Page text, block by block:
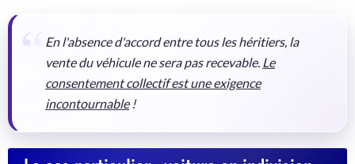
En l'absence d'accord entre tous les héritiers, la
vente du véhicule ne sera pas recevable. Le
consentement collectif est une exigence
incontournable!